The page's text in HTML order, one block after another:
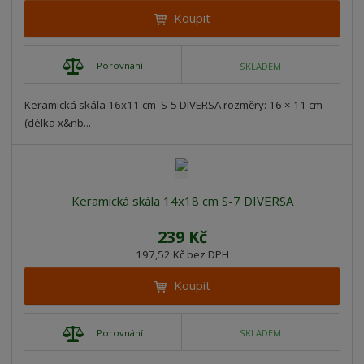
Koupit
Porovnání SKLADEM
Keramická skála 16x11 cm S-5 DIVERSA rozměry: 16 × 11 cm
(délka x&nb...
Keramická skála 14x18 cm S-7 DIVERSA
239 Kč
197,52 Kč bez DPH
Koupit
Porovnání SKLADEM